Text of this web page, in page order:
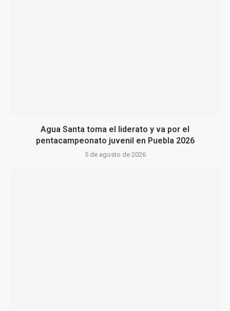
Agua Santa toma el liderato y va por el
pentacampeonato juvenil en Puebla 2026
5 de agosto de 2026